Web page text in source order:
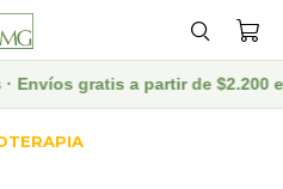
gratis a partir de $2.200 en